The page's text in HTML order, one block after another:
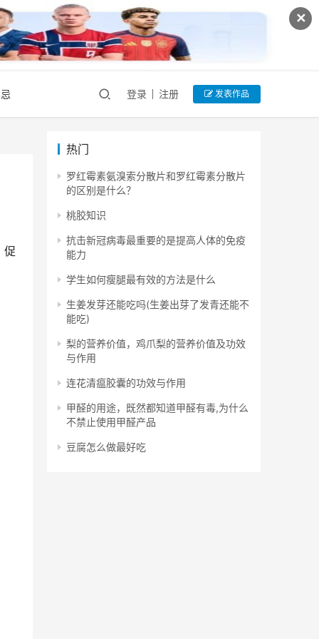
✕
登录 注册 发表作品
促
热门
罗红霉素氨溴索分散片和罗红霉素分散片
的区别是什么？
桃胶知识
抗击新冠病毒最重要的是提高人体的免疫
能力
学生如何瘦腿最有效的方法是什么
生姜发芽还能吃吗(生姜出芽了发青还能不
能吃)
梨的营养价值，鸡爪梨的营养价值及功效
与作用
连花清瘟胶囊的功效与作用
甲醛的用途，既然都知道甲醛有毒,为什么
不禁止使用甲醛产品
豆腐怎么做最好吃